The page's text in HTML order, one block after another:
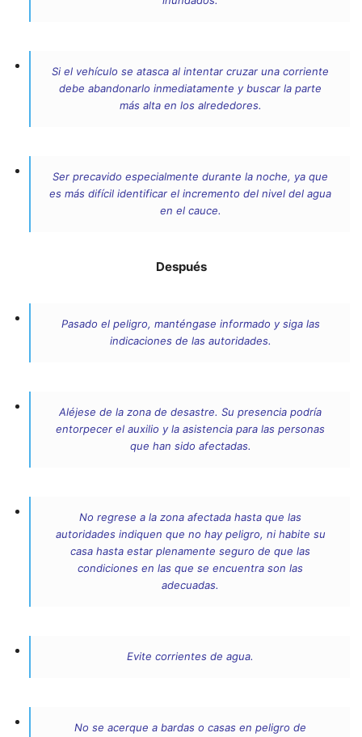
Si el vehículo se atasca al intentar cruzar una corriente
debe abandonarlo inmediatamente y buscar la parte
más alta en los alrededores.
Ser precavido especialmente durante la noche, ya que
es más difícil identificar el incremento del nivel del agua
en el cauce.
Después
Pasado el peligro, manténgase informado y siga las
indicaciones de las autoridades.
Aléjese de la zona de desastre. Su presencia podría
entorpecer el auxilio y la asistencia para las personas
que han sido afectadas.
No regrese a la zona afectada hasta que las
autoridades indiquen que no hay peligro, ni habite su
casa hasta estar plenamente seguro de que las
condiciones en las que se encuentra son las
adecuadas.
Evite corrientes de agua.
No se acerque a bardas o casas en peligro de